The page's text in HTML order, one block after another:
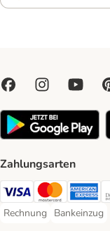
Zahlungsarten
Visa Payment Method
Mastercard
Rechnung
Rechnung Payment
Bankeinzug
Bankeinzug